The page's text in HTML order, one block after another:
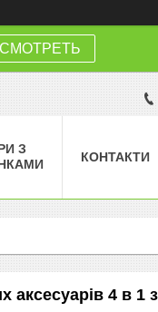
З
КОНТАКТИ
аксесуарів 4 в